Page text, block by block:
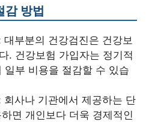
감 방법
대부분의 건강검진은 건강보
. 건강보험 가입자는 정기적
일부 비용을 절감할 수 있습
회사나 기관에서 제공하는 단
면 개인보다 더욱 경제적인